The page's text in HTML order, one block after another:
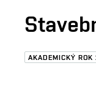
AKADEMICKÝ